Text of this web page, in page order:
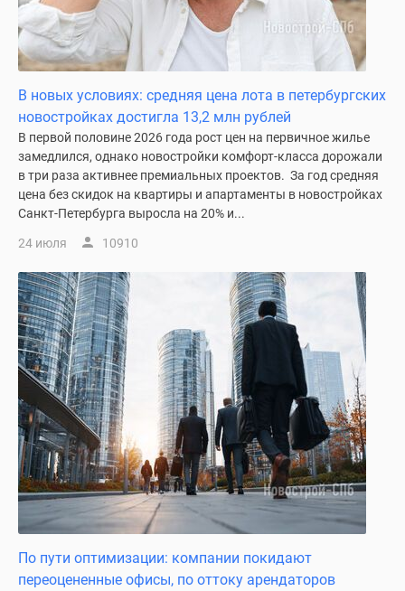
В новых условиях: средняя цена лота в петербургских
новостройках достигла 13,2 млн рублей
В первой половине 2026 года рост цен на первичное жилье
замедлился, однако новостройки комфорт-класса дорожали
в три раза активнее премиальных проектов. За год средняя
цена без скидок на квартиры и апартаменты в новостройках
Санкт-Петербурга выросла на 20% и...
24 июля 10910
По пути оптимизации: компании покидают
переоцененные офисы, по оттоку арендаторов